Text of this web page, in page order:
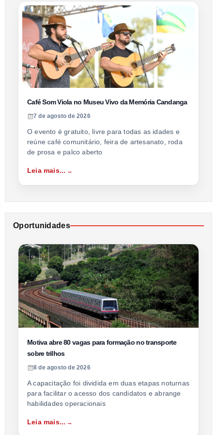
Café Som Viola no Museu Vivo da Memória Candanga
7 de agosto de 2026
O evento é gratuito, livre para todas as idades e
reúne café comunitário, feira de artesanato, roda
de prosa e palco aberto
Leia mais...
Oportunidades
Motiva abre 80 vagas para formação no transporte
sobre trilhos
8 de agosto de 2026
A capacitação foi dividida em duas etapas noturnas
para facilitar o acesso dos candidatos e abrange
habilidades operacionais
Leia mais...